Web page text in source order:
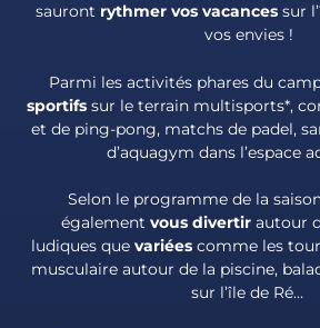
sauront rythmer vos vacances sur
vos envies !
Parmi les activités phares du
sportifs sur le terrain multisports*,
et de ping-pong, matchs de padel,
d’aquagym dans l’espace
Selon le programme de la
également vous divertir autour
ludiques que variées comme les
musculaire autour de la piscine,
sur l’île de Ré…